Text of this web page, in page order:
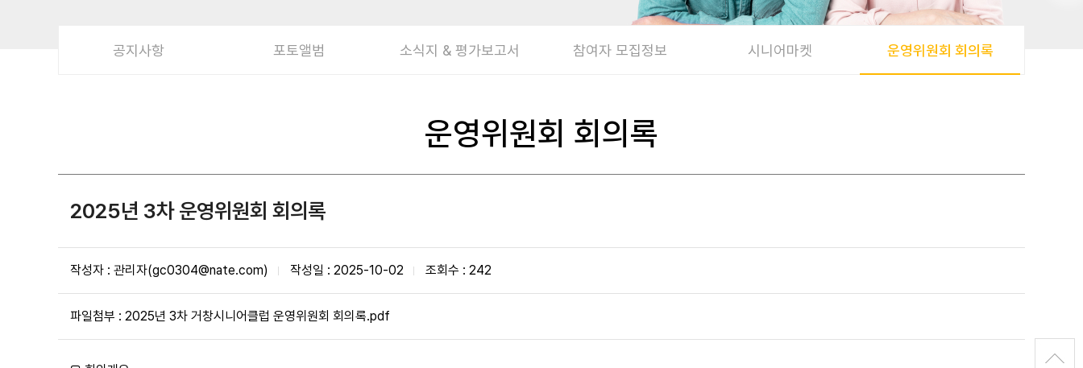
공지사항 포토앨범 소식지 & 평가보고서 참여자 모집정보 시니어마켓 운영위원회 회의록
운영위원회 회의록
2025년 3차 운영위원회 회의록
작성자 : 관리자(gc0304@nate.com) 작성일 : 2025-10-02 조회수 : 242
파일첨부 : 2025년 3차 거창시니어클럽 운영위원회 회의록.pdf